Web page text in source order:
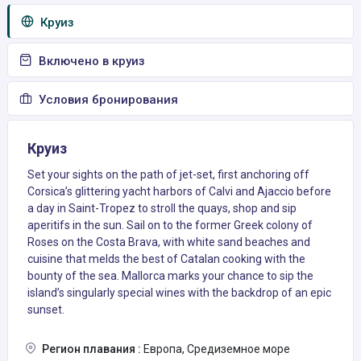
Круиз
Включено в круиз
Условия бронирования
Круиз
Set your sights on the path of jet-set, first anchoring off
Corsica’s glittering yacht harbors of Calvi and Ajaccio before
a day in Saint-Tropez to stroll the quays, shop and sip
aperitifs in the sun. Sail on to the former Greek colony of
Roses on the Costa Brava, with white sand beaches and
cuisine that melds the best of Catalan cooking with the
bounty of the sea. Mallorca marks your chance to sip the
island’s singularly special wines with the backdrop of an epic
sunset.
Регион плавания : Европа, Средиземное море